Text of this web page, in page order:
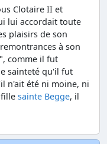
Clotaire II et
lui accordait toute
plaisirs de son
à son
comme il fut
sainteté qu'il fut
n'ait été ni moine, ni
sainte Begge, il